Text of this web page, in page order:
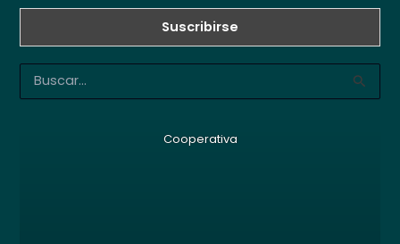
u
Cooperativa